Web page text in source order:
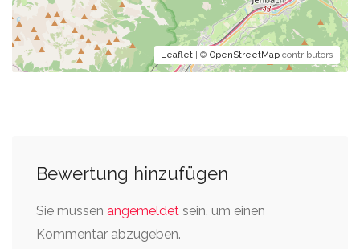
Leaflet | © OpenStreetMap contributors
Bewertung hinzufügen
Sie müssen angemeldet sein, um einen
Kommentar abzugeben.